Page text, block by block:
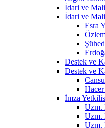
İdari ve
İdari ve Mali
Esra
Destek ve
Destek ve
İmza
Uzm.
Uzm.
Uzm.